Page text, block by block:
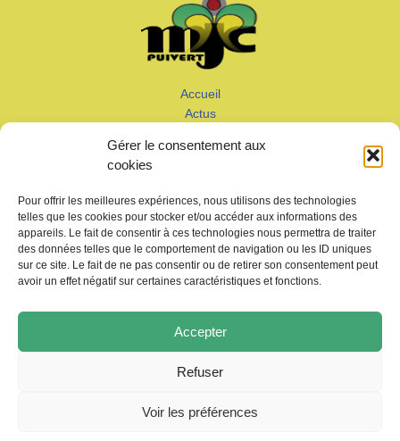
Gérer le consentement aux
cookies
Pour offrir les meilleures expériences, nous utilisons des technologies
telles que les cookies pour stocker et/ou accéder aux informations des
appareils. Le fait de consentir à ces technologies nous permettra de traiter
des données telles que le comportement de navigation ou les ID uniques
sur ce site. Le fait de ne pas consentir ou de retirer son consentement peut
avoir un effet négatif sur certaines caractéristiques et fonctions.
Accepter
Refuser
Voir les préférences
Accueil
Actus
Adhérer
Galeries – Vidéos
Mentions légales